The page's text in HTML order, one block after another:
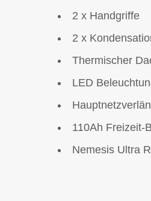
2 x Handgriffe
2 x
Thermischer
LED
110Ah Freizeit-
Nemesis Ultra